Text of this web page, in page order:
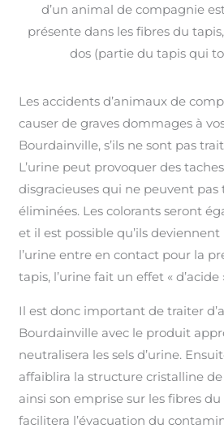
d’un animal de compagnie
présente dans les fibres du
dos (partie du tapis qui
Les accidents d’animaux de
causer de graves dommages à
Bourdainville, s’ils ne sont pas
L’urine peut provoquer des
disgracieuses qui ne peuvent pas
éliminées. Les colorants seront
et il est possible qu’ils
l’urine entre en contact pour la
tapis, l’urine fait un effet « d’acide
Il est donc important de traiter
Bourdainville avec le produit
neutralisera les sels d’urine.
affaiblira la structure cristalline de
ainsi son emprise sur les fibres
facilitera l’évacuation du